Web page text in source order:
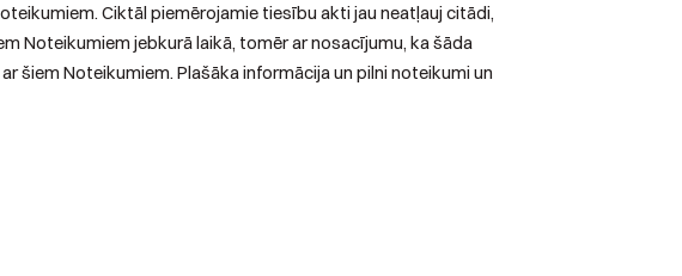
Ciktāl piemērojamie tiesību akti jau neatļauj citādi,
Noteikumiem jebkurā laikā, tomēr ar nosacījumu, ka šāda
šiem Noteikumiem. Plašāka informācija un pilni noteikumi un